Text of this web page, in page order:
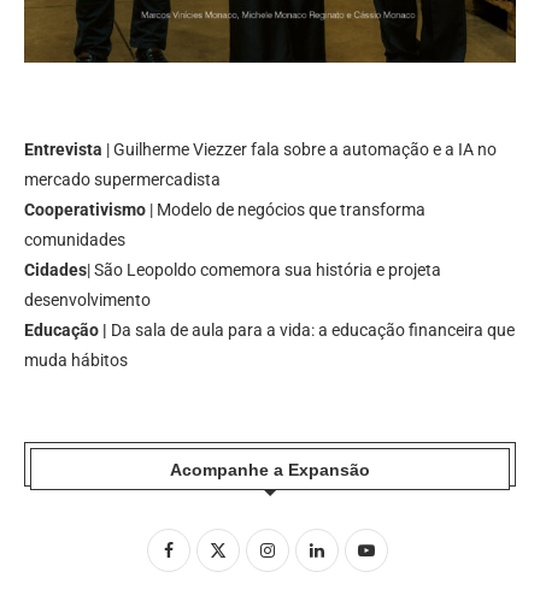
Entrevista | Guilherme Viezzer fala sobre a automação e a IA no
mercado supermercadista
Cooperativismo | Modelo de negócios que transforma
comunidades
Cidades| São Leopoldo comemora sua história e projeta
desenvolvimento
Educação | Da sala de aula para a vida: a educação financeira que
muda hábitos
Acompanhe a Expansão